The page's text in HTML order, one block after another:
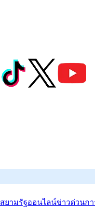
สยามรัฐออนไลน์ข่าวด่วนก